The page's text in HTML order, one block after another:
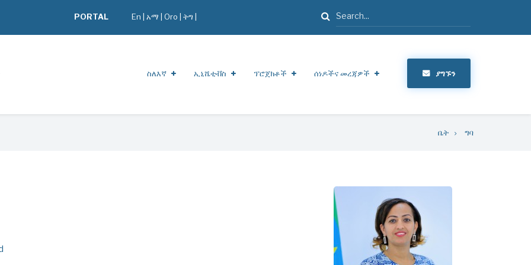
PORTAL En አማ Oro ትግ | ፈልግ
ስለእኛ ኢኒሼቲቭስ ፕሮጀክቶች ሰነዶችና መረጃዎች ያግኙን
ቤት ግባ